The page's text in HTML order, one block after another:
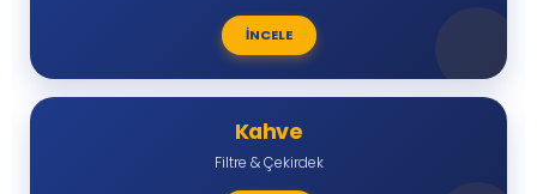
İNCELE
Kahve
Filtre & Çekirdek